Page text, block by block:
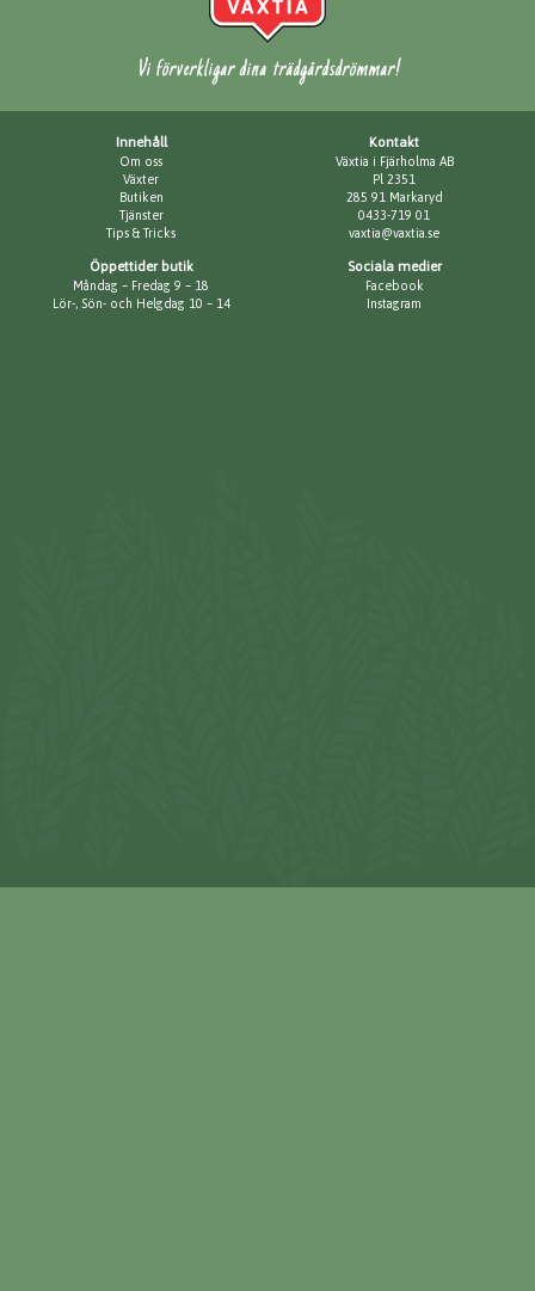
Vi förverkligar dina trädgårdsdrömmar!
Innehåll
Om oss
Växter
Butiken
Tjänster
Tips & Tricks
Kontakt
Växtia i Fjärholma AB
Pl 2351
285 91 Markaryd
0433-719 01
vaxtia@vaxtia.se
Öppettider butik
Måndag – Fredag 9 – 18
Lör-, Sön- och Helgdag 10 – 14
Sociala medier
Facebook
Instagram